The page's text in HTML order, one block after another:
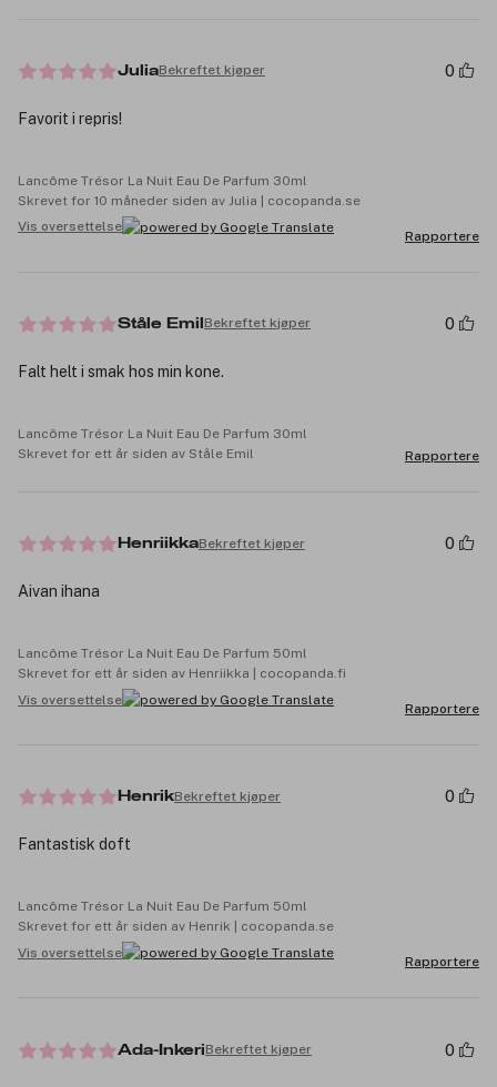
JuliaBekreftet kjøper 0
Favorit i repris!
Lancôme Trésor La Nuit Eau De Parfum 30ml
Skrevet for 10 måneder siden av Julia | cocopanda.se
Vis oversettelse
Rapportere
Ståle Emil Bekreftet kjøper 0
Falt helt i smak hos min kone.
Lancôme Trésor La Nuit Eau De Parfum 30ml
Skrevet for ett år siden av Ståle Emil
Rapportere
HenriikkaBekreftet kjøper 0
Aivan ihana
Lancôme Trésor La Nuit Eau De Parfum 50ml
Skrevet for ett år siden av Henriikka | cocopanda.fi
Vis oversettelse
Rapportere
HenrikBekreftet kjøper 0
Fantastisk doft
Lancôme Trésor La Nuit Eau De Parfum 50ml
Skrevet for ett år siden av Henrik | cocopanda.se
Vis oversettelse
Rapportere
Ada-InkeriBekreftet kjøper 0